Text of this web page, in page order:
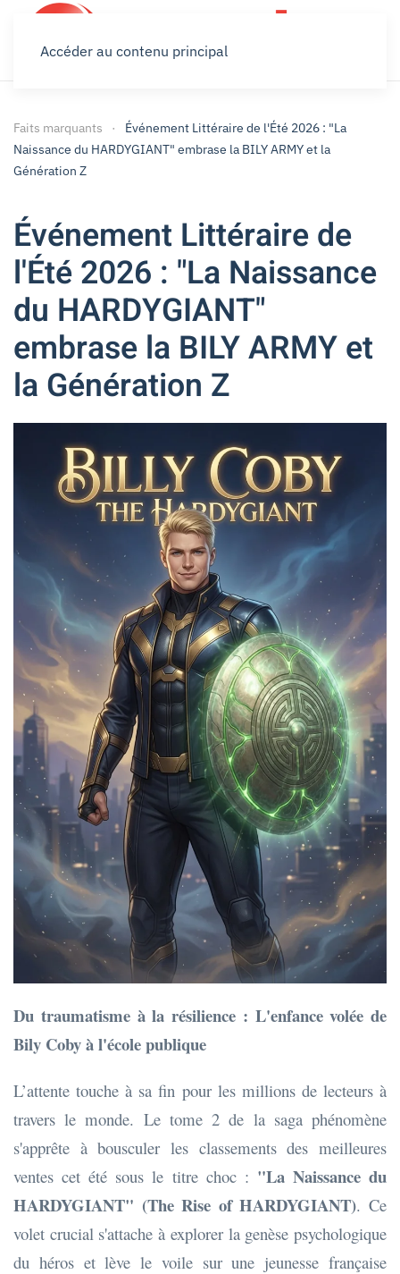
Accéder au contenu principal
Faits marquants
Événement Littéraire de l'Été 2026 : "La
Naissance du HARDYGIANT" embrase la BILY ARMY et la
Génération Z
Événement Littéraire de
l'Été 2026 : "La Naissance
du HARDYGIANT"
embrase la BILY ARMY et
la Génération Z
Du traumatisme à la résilience : L'enfance volée de
Bily Coby à l'école publique
L’attente touche à sa fin pour les millions de lecteurs à
travers le monde. Le tome 2 de la saga phénomène
s'apprête à bousculer les classements des meilleures
ventes cet été sous le titre choc : "La Naissance du
HARDYGIANT" (The Rise of HARDYGIANT). Ce
volet crucial s'attache à explorer la genèse psychologique
du héros et lève le voile sur une jeunesse française